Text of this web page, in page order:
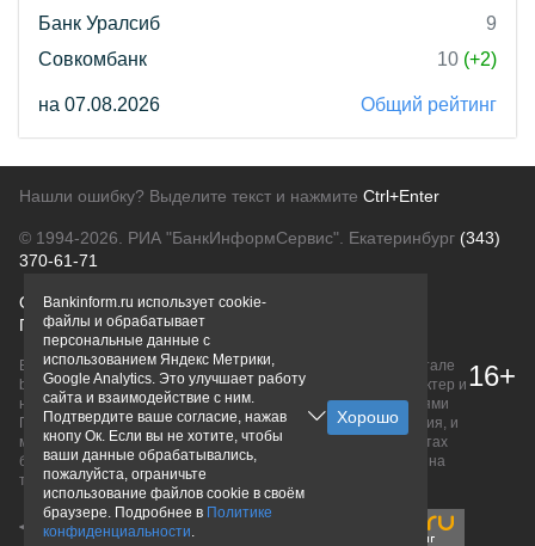
Банк Уралсиб
9
Совкомбанк
10 (+2)
на 07.08.2026 Общий рейтинг
Нашли ошибку? Выделите текст и нажмите Ctrl+Enter
© 1994-2026. РИА "БанкИнформСервис". Екатеринбург (343)
370-61-71
О проектеПолитика конфиденциальности
Правовая информацияДля рекламодателей
Вся информация о продуктах банков, размещенная на портале
bankinform.ru, носит исключительно ознакомительный характер и
не является публичной офертой, определяемой положениями
ГК РФ. Информация не содержит точного и полного описания, и
может быть изменена. Конечные условия уточняйте на сайтах
банков или при личном обращении. Исключительное право на
товарные знаки принадлежит их правообладателям.
16+
Bankinform.ru использует cookie-
файлы и обрабатывает
персональные данные с
использованием Яндекс Метрики,
Google Analytics. Это улучшает работу
сайта и взаимодействие с ним.
Подтвердите ваше согласие, нажав
кнопу Ок. Если вы не хотите, чтобы
ваши данные обрабатывались,
пожалуйста, ограничьте
использование файлов cookie в своём
браузере. Подробнее в Политике
конфиденциальности.